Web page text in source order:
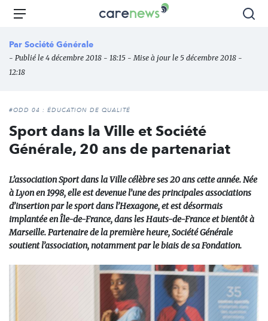
Aller
principal
Carenews,
des
Menu
Par Société Générale
- Publié le 4 décembre 2018 - 18:15 - Mise à jour le 5 décembre 2018 -
12:18
#ODD 04 : ÉDUCATION DE QUALITÉ
Sport dans la Ville et Société
Générale, 20 ans de partenariat
L’association Sport dans la Ville célèbre ses 20 ans cette année. Née
à Lyon en 1998, elle est devenue l’une des principales associations
d’insertion par le sport dans l’Hexagone, et est désormais
implantée en Île-de-France, dans les Hauts-de-France et bientôt à
Marseille. Partenaire de la première heure, Société Générale
soutient l’association, notamment par le biais de sa Fondation.